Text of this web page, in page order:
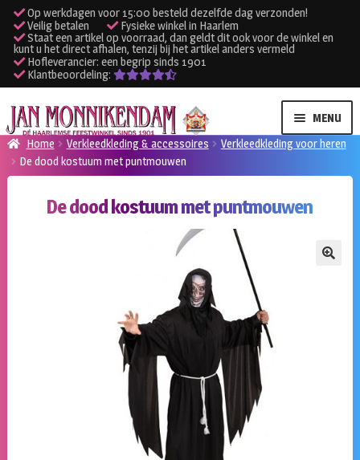
Op werkdagen voor 15:00 besteld dezelfde dag verzonden!
Veilig betalen
Fysieke winkel in Haarlem
Staat een artikel op voorraad, dan geldt dit ook voor de winkel en
kunt u het direct afhalen, tenzij bij het artikel anders vermeld
Hofleverancier: een begrip sinds 1901
Klantbeoordeling:
Ga
door
naar
navigatie
Ga
naar
de
inhoud
MENU
Verhuur kleding
Verhuur apparatuur
Home Verkleedkleding & accessoires
Verkleedkleding voor heren
De dood kostuum met puntmouwen
De dood kostuum met puntmouwen